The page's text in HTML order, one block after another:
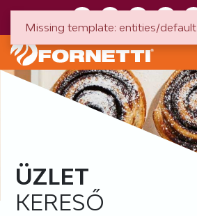
ÜZLET
KERESŐ
Missing template: entities/default